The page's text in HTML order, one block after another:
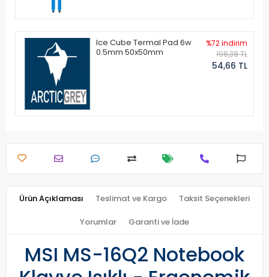
Ice Cube Termal Pad 6w
0.5mm 50x50mm
%72 indirim
198,38 TL
54,66 TL
Ürün Açıklaması Teslimat ve Kargo Taksit Seçenekleri
Yorumlar Garanti ve İade
MSI MS-16Q2 Notebook